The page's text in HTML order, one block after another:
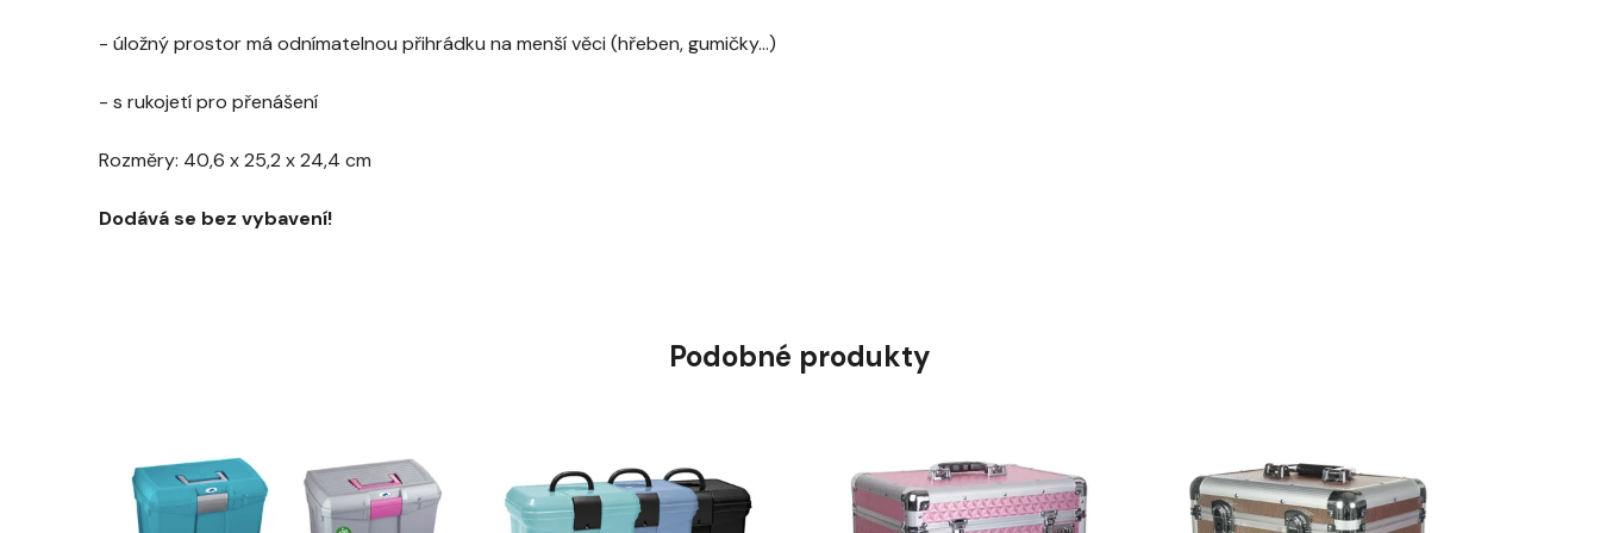
- úložný prostor má odnímatelnou přihrádku na menší věci (hřeben, gumičky...)
- s rukojetí pro přenášení
Rozměry: 40,6 x 25,2 x 24,4 cm
Dodává se bez vybavení!
Podobné produkty